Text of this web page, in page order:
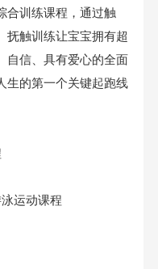
合训练课程，通过触
抚触训练让宝宝拥有超
自信、具有爱心的全面
生的第一个关键起跑线
运动课程